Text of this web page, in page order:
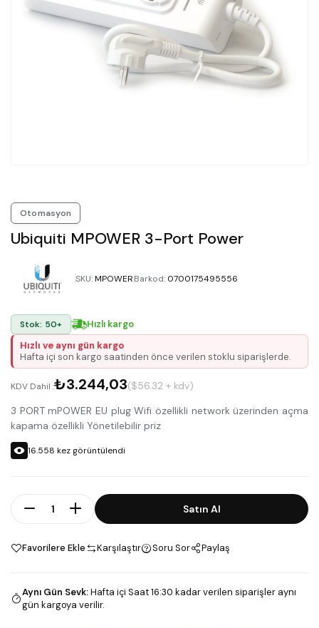
Otomasyon
Ubiquiti MPOWER 3-Port Power
SKU:MPOWERBarkod: 0700175495556
Stok: 50+
Hızlı kargo
Hızlı ve aynı gün kargo
Hafta içi son kargo saatinden önce verilen stoklu siparişlerde.
KDV Dahil :₺3.244,03($56.32 + kdv)
3 PORT mPOWER EU plug Wifi özellikli network üzerinden açma
kapama özellikli Yönetilebilir priz
16.558 kez görüntülendi
Adet Satın Al
Favorilere Ekle Karşılaştır Soru Sor Paylaş
Aynı Gün Sevk:Hafta içi Saat 16:30 kadar verilen siparişler aynı
gün kargoya verilir.